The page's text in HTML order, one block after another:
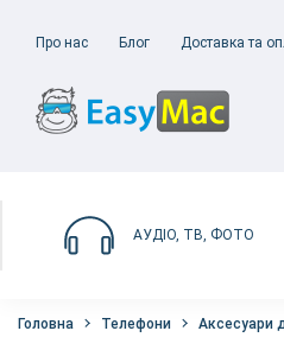
Про нас Блог Доставка та
АУДІО, ТВ, ФОТО
Головна Телефони Аксесуари